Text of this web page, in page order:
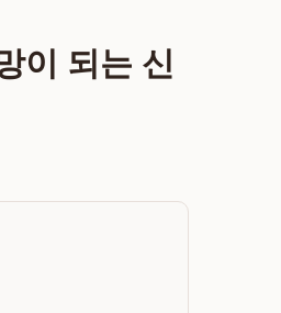
이 되는 신